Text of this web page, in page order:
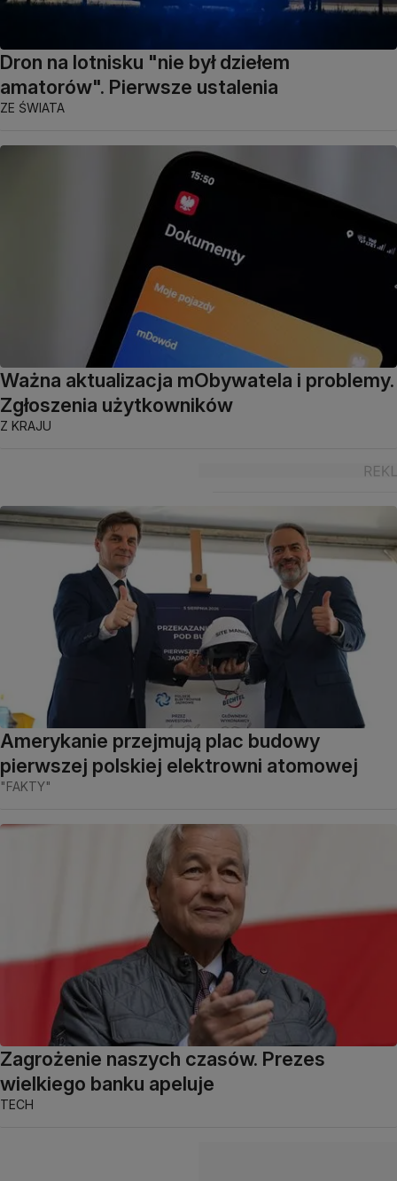
Dron na lotnisku "nie był dziełem
amatorów". Pierwsze ustalenia
ZE ŚWIATA
Ważna aktualizacja mObywatela i problemy.
Zgłoszenia użytkowników
Z KRAJU
Amerykanie przejmują plac budowy
pierwszej polskiej elektrowni atomowej
"FAKTY"
Zagrożenie naszych czasów. Prezes
wielkiego banku apeluje
TECH